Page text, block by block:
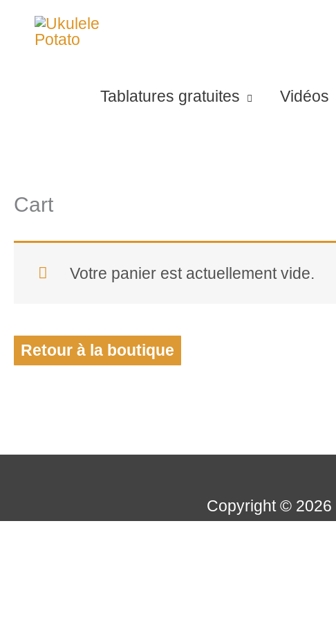
Tablatures gratuites
Vidéos
Cart
Votre panier est actuellement vide.
Retour à la boutique
Copyright © 2026